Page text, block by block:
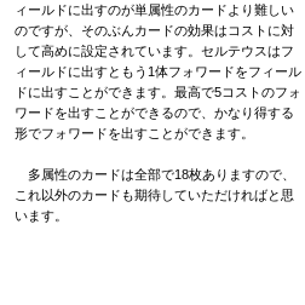
ィールドに出すのが単属性のカードより難しい
のですが、そのぶんカードの効果はコストに対
して高めに設定されています。セルテウスはフ
ィールドに出すともう1体フォワードをフィール
ドに出すことができます。最高で5コストのフォ
ワードを出すことができるので、かなり得する
形でフォワードを出すことができます。
多属性のカードは全部で18枚ありますので、
これ以外のカードも期待していただければと思
います。